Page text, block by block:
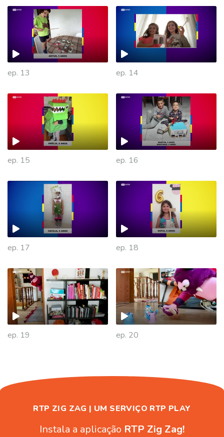
ep. 13 ep. 14
ep. 15 ep. 16
ep. 17 ep. 18
ep. 19 ep. 20
477829
RTP ZIG ZAG | UM SERVIÇO RTP PLAY
Instala a aplicação RTP Zig Zag!